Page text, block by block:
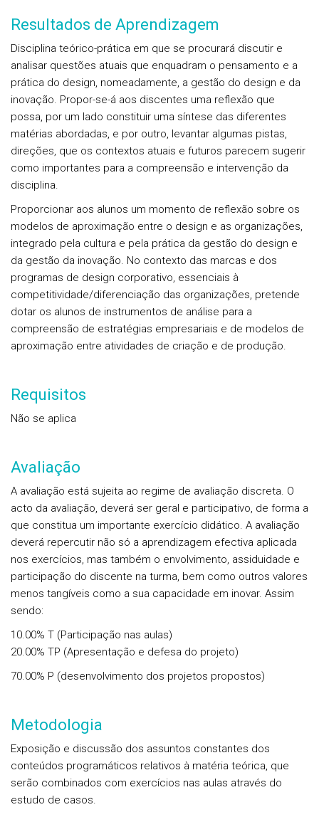
Resultados de Aprendizagem
Disciplina teórico-prática em que se procurará discutir e
analisar questões atuais que enquadram o pensamento e a
prática do design, nomeadamente, a gestão do design e da
inovação. Propor-se-á aos discentes uma reflexão que
possa, por um lado constituir uma síntese das diferentes
matérias abordadas, e por outro, levantar algumas pistas,
direções, que os contextos atuais e futuros parecem sugerir
como importantes para a compreensão e intervenção da
disciplina.
Proporcionar aos alunos um momento de reflexão sobre os
modelos de aproximação entre o design e as organizações,
integrado pela cultura e pela prática da gestão do design e
da gestão da inovação. No contexto das marcas e dos
programas de design corporativo, essenciais à
competitividade/diferenciação das organizações, pretende
dotar os alunos de instrumentos de análise para a
compreensão de estratégias empresariais e de modelos de
aproximação entre atividades de criação e de produção.
Requisitos
Não se aplica
Avaliação
A avaliação está sujeita ao regime de avaliação discreta. O
acto da avaliação, deverá ser geral e participativo, de forma a
que constitua um importante exercício didático. A avaliação
deverá repercutir não só a aprendizagem efectiva aplicada
nos exercícios, mas também o envolvimento, assiduidade e
participação do discente na turma, bem como outros valores
menos tangíveis como a sua capacidade em inovar. Assim
sendo:
10.00% T (Participação nas aulas)
20.00% TP (Apresentação e defesa do projeto)
70.00% P (desenvolvimento dos projetos propostos)
Metodologia
Exposição e discussão dos assuntos constantes dos
conteúdos programáticos relativos à matéria teórica, que
serão combinados com exercícios nas aulas através do
estudo de casos.